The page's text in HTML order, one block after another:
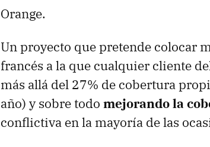
Orange.
Un proyecto que pretende colocar
francés a la que cualquier cliente
más allá del 27% de cobertura
año) y sobre todo mejorando la
conflictiva en la mayoría de las